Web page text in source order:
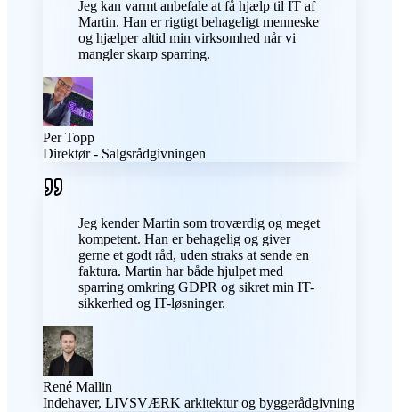
Jeg kan varmt anbefale at få hjælp til IT af
Martin. Han er rigtigt behageligt menneske
og hjælper altid min virksomhed når vi
mangler skarp sparring.
Per Topp
Direktør - Salgsrådgivningen
Jeg kender Martin som troværdig og meget
kompetent. Han er behagelig og giver
gerne et godt råd, uden straks at sende en
faktura. Martin har både hjulpet med
sparring omkring GDPR og sikret min IT-
sikkerhed og IT-løsninger.
René Mallin
Indehaver, LIVSVÆRK arkitektur og byggerådgivning